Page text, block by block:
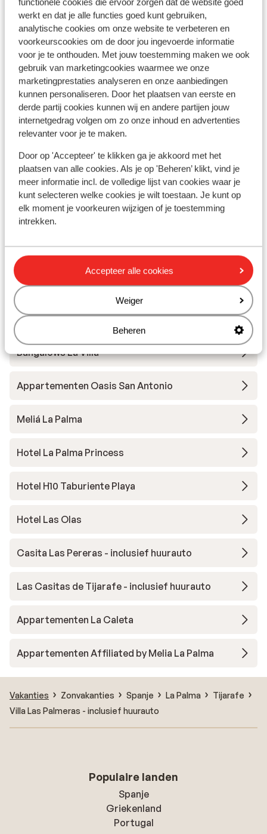
werkt en dat je alle functies goed kunt gebruiken,
analytische cookies om onze website te verbeteren en
voorkeurscookies om de door jou ingevoerde informatie
voor je te onthouden. Met jouw toestemming maken we ook
gebruik van marketingcookies waarmee we onze
marketingprestaties analyseren en onze aanbiedingen
kunnen personaliseren. Door het plaatsen van eerste en
derde partij cookies kunnen wij en andere partijen jouw
internetgedrag volgen om zo onze inhoud en advertenties
relevanter voor je te maken.
Door op 'Accepteer' te klikken ga je akkoord met het
plaatsen van alle cookies. Als je op 'Beheren’ klikt, vind je
meer informatie incl. de volledige lijst van cookies waar je
kunt selecteren welke cookies je wilt toestaan. Je kunt op
elk moment je voorkeuren wijzigen of je toestemming
intrekken.
Accepteer alle cookies
Weiger
Beheren
Vr 18 Sep. - Vr 25 Sep.
Logies 2pers.
vanaf prijs p.p.
€ 565
Bekijk
Andere accommodaties in La Palma
Bungalows Palma Jardin
Casa Azano - inclusief huurauto
Casa Rosan - inclusief huurauto
Appartementen Finca Casita Jardin - inclusief
huurauto
Bungalows La Villa
Appartementen Oasis San Antonio
Meliá La Palma
Hotel La Palma Princess
Hotel H10 Taburiente Playa
Hotel Las Olas
Casita Las Pereras - inclusief huurauto
Las Casitas de Tijarafe - inclusief huurauto
Appartementen La Caleta
Appartementen Affiliated by Melia La Palma
Vakanties Zonvakanties Spanje La Palma
Tijarafe
Villa Las Palmeras - inclusief huurauto
Populaire landen
Spanje
Griekenland
Portugal